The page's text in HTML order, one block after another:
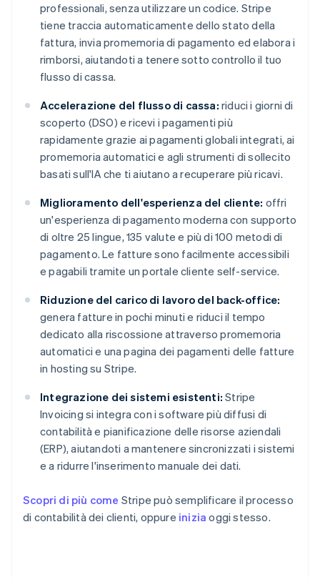
professionali, senza utilizzare un codice. Stripe
tiene traccia automaticamente dello stato della
fattura, invia promemoria di pagamento ed elabora i
rimborsi, aiutandoti a tenere sotto controllo il tuo
flusso di cassa.
Accelerazione del flusso di cassa: riduci i giorni di
scoperto (DSO) e ricevi i pagamenti più
rapidamente grazie ai pagamenti globali integrati, ai
promemoria automatici e agli strumenti di sollecito
basati sull'IA che ti aiutano a recuperare più ricavi.
Miglioramento dell'esperienza del cliente: offri
un'esperienza di pagamento moderna con supporto
di oltre 25 lingue, 135 valute e più di 100 metodi di
pagamento. Le fatture sono facilmente accessibili
e pagabili tramite un portale cliente self-service.
Riduzione del carico di lavoro del back-office:
genera fatture in pochi minuti e riduci il tempo
dedicato alla riscossione attraverso promemoria
automatici e una pagina dei pagamenti delle fatture
in hosting su Stripe.
Integrazione dei sistemi esistenti: Stripe
Invoicing si integra con i software più diffusi di
contabilità e pianificazione delle risorse aziendali
(ERP), aiutandoti a mantenere sincronizzati i sistemi
e a ridurre l'inserimento manuale dei dati.
Scopri di più come Stripe può semplificare il processo
di contabilità dei clienti, oppure inizia oggi stesso.